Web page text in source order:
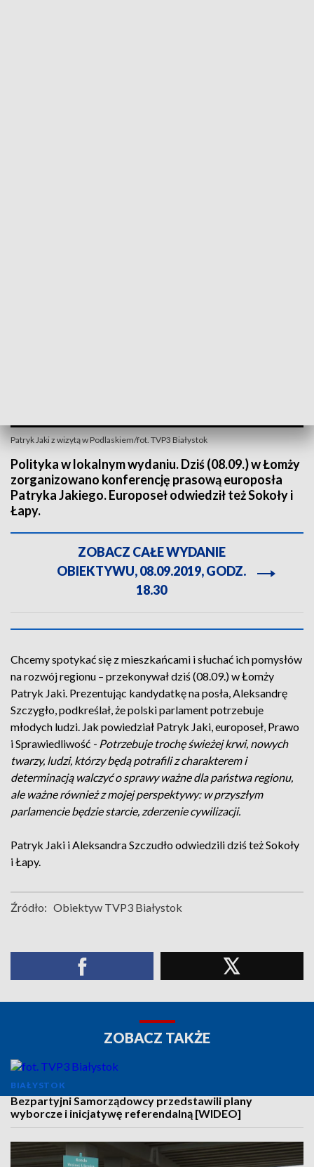
Patryk Jaki z wizytą w Podlaskiem/fot. TVP3 Białystok
Polityka w lokalnym wydaniu. Dziś (08.09.) w Łomży
zorganizowano konferencję prasową europosła
Patryka Jakiego. Europoseł odwiedził też Sokoły i
Łapy.
ZOBACZ CAŁE WYDANIE
OBIEKTYWU, 08.09.2019, GODZ.
18.30
Chcemy spotykać się z mieszkańcami i słuchać ich pomysłów
na rozwój regionu – przekonywał dziś (08.09.) w Łomży
Patryk Jaki. Prezentując kandydatkę na posła, Aleksandrę
Szczygło, podkreślał, że polski parlament potrzebuje
młodych ludzi. Jak powiedział Patryk Jaki, europoseł, Prawo
i Sprawiedliwość - Potrzebuje trochę świeżej krwi, nowych
twarzy, ludzi, którzy będą potrafili z charakterem i
determinacją walczyć o sprawy ważne dla państwa regionu,
ale ważne również z mojej perspektywy: w przyszłym
parlamencie będzie starcie, zderzenie cywilizacji.
Patryk Jaki i Aleksandra Szczudło odwiedzili dziś też Sokoły
i Łapy.
Źródło: Obiektyw TVP3 Białystok
ZOBACZ TAKŻE
BIAŁYSTOK
Bezpartyjni Samorządowcy przedstawili plany
wyborcze i inicjatywę referendalną [WIDEO]